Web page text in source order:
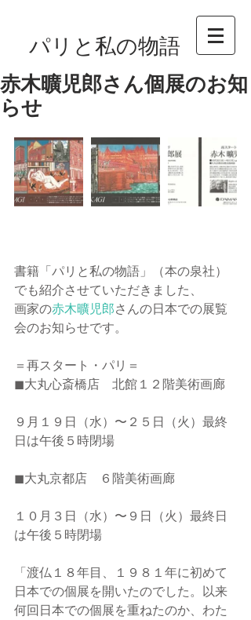
パリと私の物語
赤木曠児郎さん個展のお知
らせ
書籍「パリと私の物語」（本の泉社）
でも紹介させていただきました、
画家の赤木曠児郎さんの日本での展覧
会のお知らせです。
＝再スタート・パリ＝
◼︎大丸心斎橋店　北館１２階美術画廊
９月１９日（水）〜２５日（火）最終
日は午後５時閉場
◼︎大丸京都店　６階美術画廊
１０月３日（水）〜９日（火）最終日
は午後５時閉場
「渡仏１８年目、１９８１年に初めて
日本での個展を開いたのでした。以来
何回日本での個展を重ねたのか、わた